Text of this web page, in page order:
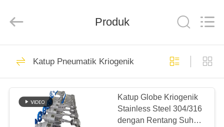
RUMAH
PRODUK
VIDEO
Equipment
Co.,Ltd.
Katup Globe
Cryogenic
243
Produk
Katup Pneumatik Kriogenik
Katup Globe Kriogenik
Stainless Steel 304/316
dengan Rentang Suhu